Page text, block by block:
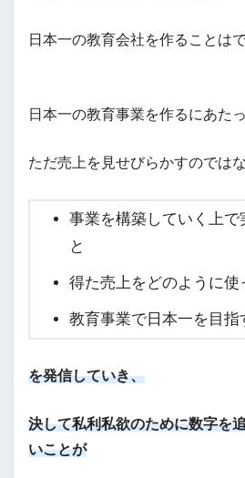
日本一の教育会社を作ることは
日本一の教育事業を作るにあたっ
ただ売上を見せびらかすのではな
事業を構築していく上で
と
得た売上をどのように使
教育事業で日本一を目指
を発信していき、
決して私利私欲のために数字を
いことが